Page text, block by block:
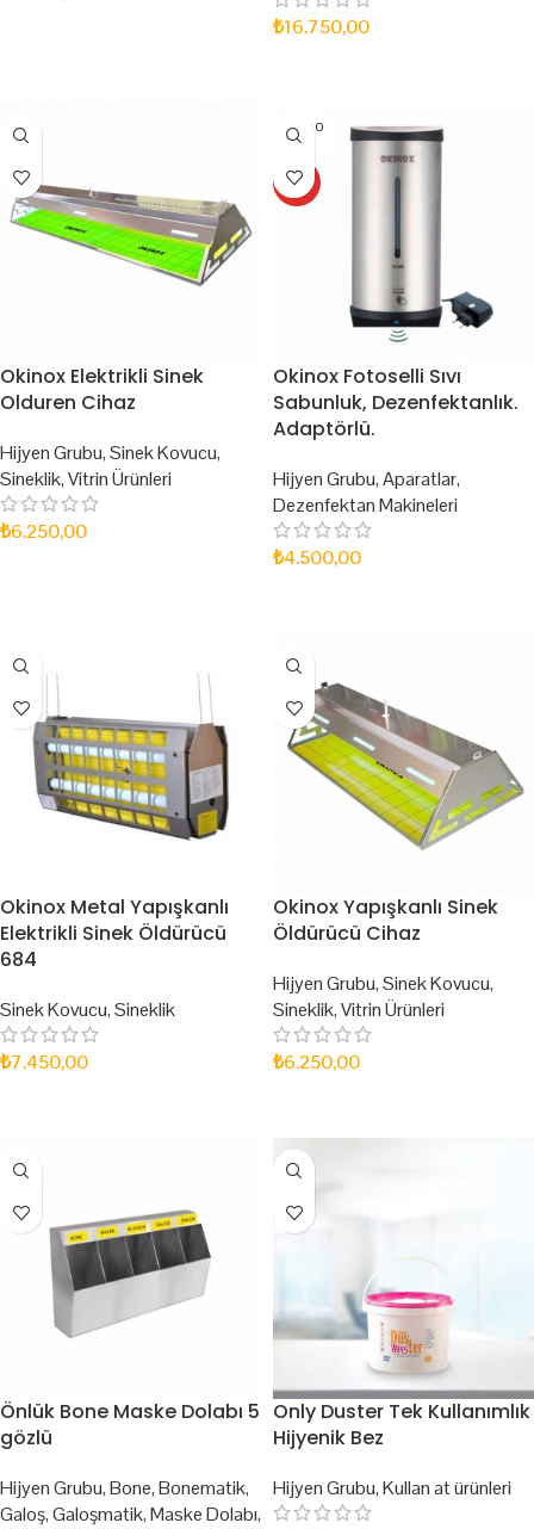
₺16.750,00
Okinox Elektrikli Sinek
Olduren Cihaz
Hijyen Grubu,Sinek Kovucu,
Sineklik,Vitrin Ürünleri
₺6.250,00
SOLD O
UT
HOT
Okinox Fotoselli Sıvı
Sabunluk, Dezenfektanlık.
Adaptörlü.
Hijyen Grubu,Aparatlar,
Dezenfektan Makineleri
₺4.500,00
Okinox Metal Yapışkanlı
Elektrikli Sinek Öldürücü
684
Sinek Kovucu,Sineklik
₺7.450,00
Okinox Yapışkanlı Sinek
Öldürücü Cihaz
Hijyen Grubu,Sinek Kovucu,
Sineklik,Vitrin Ürünleri
₺6.250,00
Önlük Bone Maske Dolabı 5
gözlü
Hijyen Grubu,Bone,Bonematik,
Galoş,Galoşmatik,Maske Dolabı,
Only Duster Tek Kullanımlık
Hijyenik Bez
Hijyen Grubu,Kullan at ürünleri